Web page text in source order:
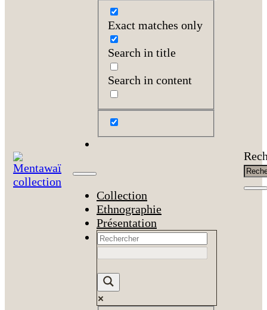
Exact matches only
Search in title
Search in content
Collection
Ethnographie
Présentation